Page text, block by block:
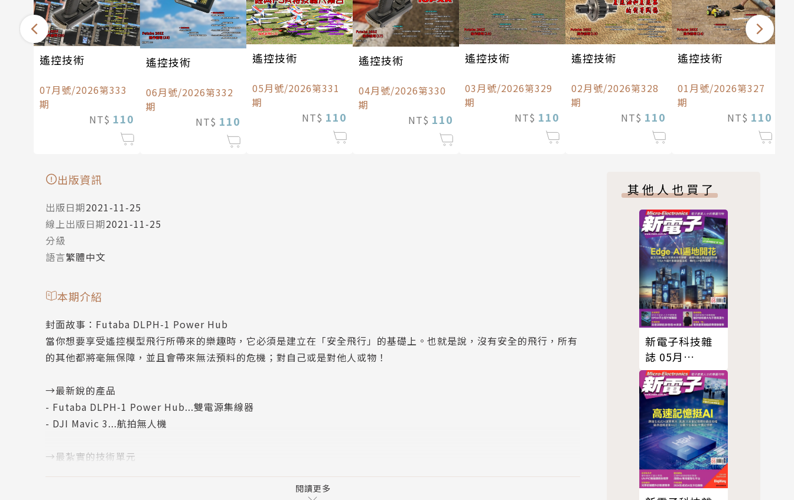
遙控技術
07月號/2026第333
期
NT$ 110
遙控技術
06月號/2026第332
期
NT$ 110
遙控技術
05月號/2026第331
期
NT$ 110
遙控技術
04月號/2026第330
期
NT$ 110
遙控技術
03月號/2026第329
期
NT$ 110
遙控技術
02月號/2026第328
期
NT$ 110
遙控技術
01月號/2026第327
期
NT$ 110
出版資訊
出版日期2021-11-25
線上出版日期2021-11-25
分級
語言繁體中文
本期介紹
封面故事：Futaba DLPH-1 Power Hub
當你想要享受遙控模型飛行所帶來的樂趣時，它必須是建立在「安全飛行」的基礎上。也就是說，沒有安全的飛行，所有
的其他都將毫無保障，並且會帶來無法預料的危機；對自己或是對他人或物！
→最新銳的產品
- Futaba DLPH-1 Power Hub...雙電源集線器
- DJI Mavic 3...航拍無人機
→最紮實的技術單元
閱讀更多
其他人也買了
新電子科技雜
誌 05月
號/2025 第470
期